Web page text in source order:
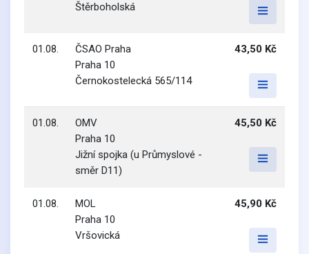
Štěrboholská
01.08.
ČSAO Praha
Praha 10
Černokostelecká 565/114
43,50 Kč
01.08.
OMV
Praha 10
Jižní spojka (u Průmyslové -
směr D11)
45,50 Kč
01.08.
MOL
Praha 10
Vršovická
45,90 Kč